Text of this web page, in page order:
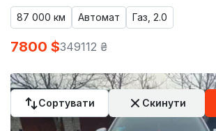
87 000 км Автомат Газ, 2.0
7800 $349112 ₴
Сортувати Скинути